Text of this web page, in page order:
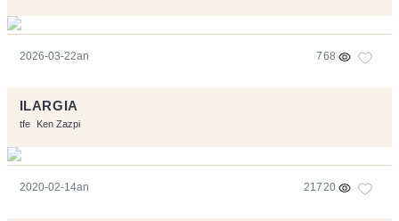
2026-03-22an 768
ILARGIA
tfe Ken Zazpi
2020-02-14an 21720